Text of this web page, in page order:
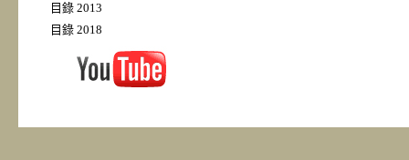
目錄 2013
目錄 2018